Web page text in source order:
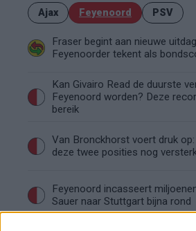
Ajax Feyenoord PSV
Fraser begint aan nieuwe
Feyenoorder tekent als
Kan Givairo Read de duurste
Feyenoord worden? Deze
bereik
Van Bronckhorst voert druk
deze twee posities nog
Feyenoord incasseert
Sauer naar Stuttgart bijna rond